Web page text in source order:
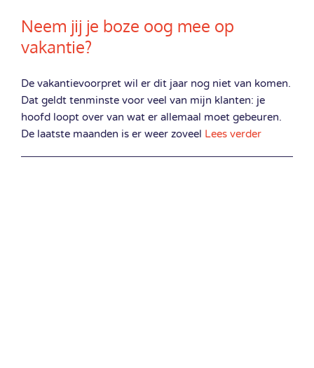
Neem jij je boze oog mee op
vakantie?
De vakantievoorpret wil er dit jaar nog niet van komen.
Dat geldt tenminste voor veel van mijn klanten: je
hoofd loopt over van wat er allemaal moet gebeuren.
De laatste maanden is er weer zoveel Lees verder